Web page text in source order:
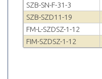
SZB-SN-F-31-3
SZB-SZD11-19
FM-L-SZDSZ-1-12
FIM-SZDSZ-1-12